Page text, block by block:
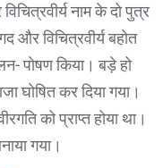
नाम के दो पुत्र
और विचित्रवीर्य बहोत
पोषण किया। बड़े हो
घोषित कर दिया गया।
को प्राप्त होया था।
गया।